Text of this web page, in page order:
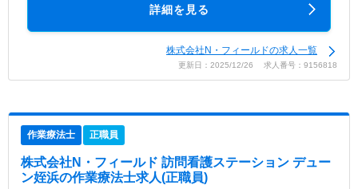
詳細を見る
株式会社N・フィールドの求人一覧
更新日：2025/12/26 求人番号：9156818
作業療法士 正職員
株式会社N・フィールド 訪問看護ステーション デュー
ン姪浜の作業療法士求人(正職員)